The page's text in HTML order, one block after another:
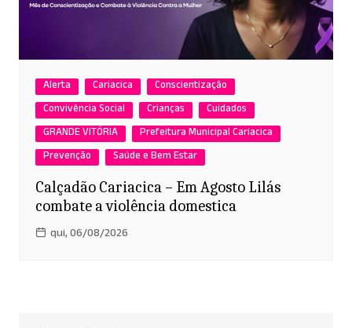
Alerta Cariacica
Conscientização
Convivência Social
Crianças
Cuidados
GRANDE VITÓRIA
Prefeitura Municipal Cariacica
Prevenção
Saúde e Bem Estar
Calçadão Cariacica – Em Agosto Lilás
combate a violência domestica
qui, 06/08/2026